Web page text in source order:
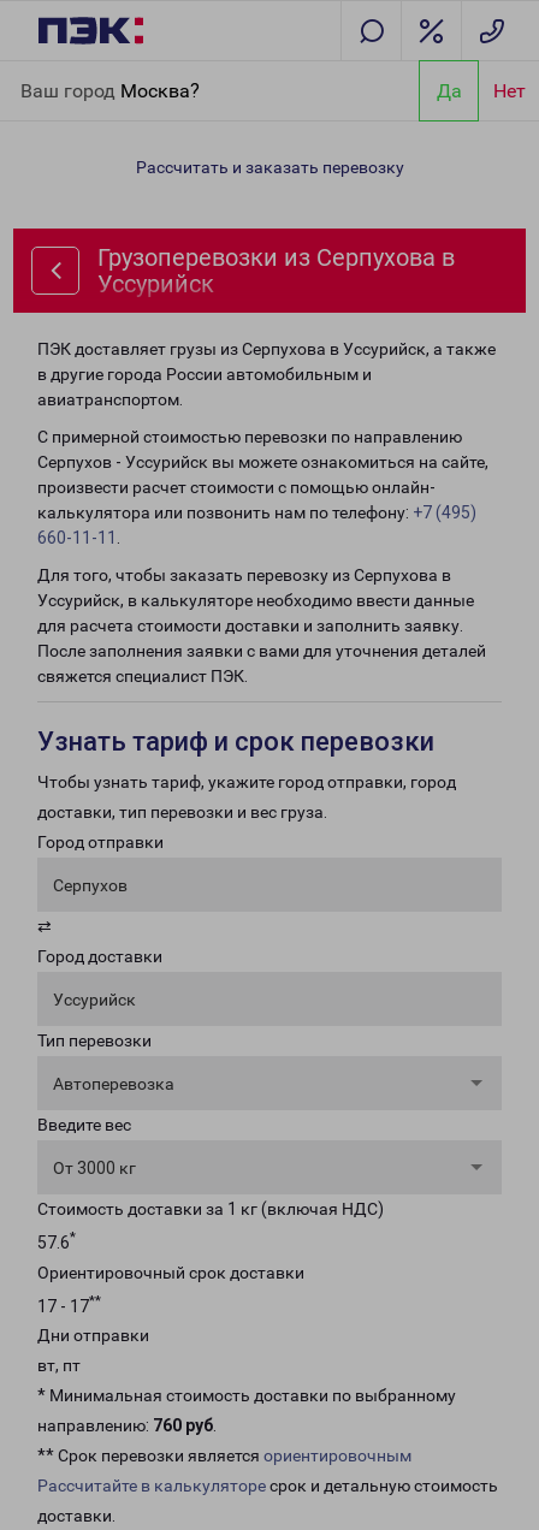
Ваш город Москва? Да Нет
Уссурийск
Рассчитать и заказать перевозку
Грузоперевозки из Серпухова в
Уссурийск
ПЭК доставляет грузы из Серпухова в Уссурийск, а также
в другие города России автомобильным и
авиатранспортом.
С примерной стоимостью перевозки по направлению
Серпухов - Уссурийск вы можете ознакомиться на сайте,
произвести расчет стоимости с помощью онлайн-
калькулятора или позвонить нам по телефону: +7 (495)
660-11-11
Для того, чтобы заказать перевозку из Серпухова в
Уссурийск, в калькуляторе необходимо ввести данные
для расчета стоимости доставки и заполнить заявку.
После заполнения заявки с вами для уточнения деталей
свяжется специалист ПЭК.
Узнать тариф и срок перевозки
Чтобы узнать тариф, укажите город отправки, город
доставки, тип перевозки и вес груза.
Город отправки
Серпухов
⇄
Город доставки
Уссурийск
Тип перевозки
Автоперевозка
Введите вес
От 3000 кг
Стоимость доставки за 1 кг (включая НДС)
57.6*
Ориентировочный срок доставки
17 - 17**
Дни отправки
вт, пт
* Минимальная стоимость доставки по выбранному
направлению: 760 руб.
** Срок перевозки является ориентировочным
Рассчитайте в калькуляторесрок и детальную стоимость
доставки.